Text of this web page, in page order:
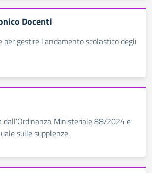
Docenti
gestire l'andamento scolastico degli
dall’Ordinanza Ministeriale 88/2024 e
sulle supplenze.